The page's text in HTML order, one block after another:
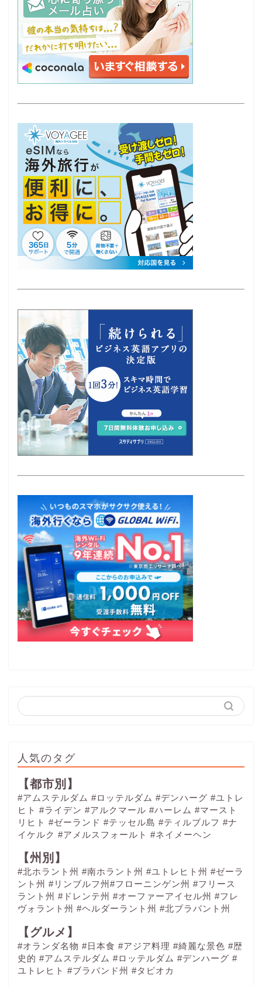
人気のタグ
【都市別】
#アムステルダム #ロッテルダム #デンハーグ #ユトレ
ヒト #ライデン #アルクマール #ハーレム #マースト
リヒト #ゼーランド #テッセル島 #ティルブルフ #ナ
イケルク #アメルスフォールト #ネイメーヘン
【州別】
#北ホラント州 #南ホラント州 #ユトレヒト州 #ゼーラ
ント州 #リンブルフ州#フローニンゲン州 #フリース
ラント州 #ドレンテ州 #オーファーアイセル州 #フレ
ヴォラント州 #ヘルダーラント州 #北ブラバント州
【グルメ】
#オランダ名物 #日本食 #アジア料理 #綺麗な景色 #歴
史的 #アムステルダム #ロッテルダム #デンハーグ #
ユトレヒト #ブラバンド州 #タピオカ